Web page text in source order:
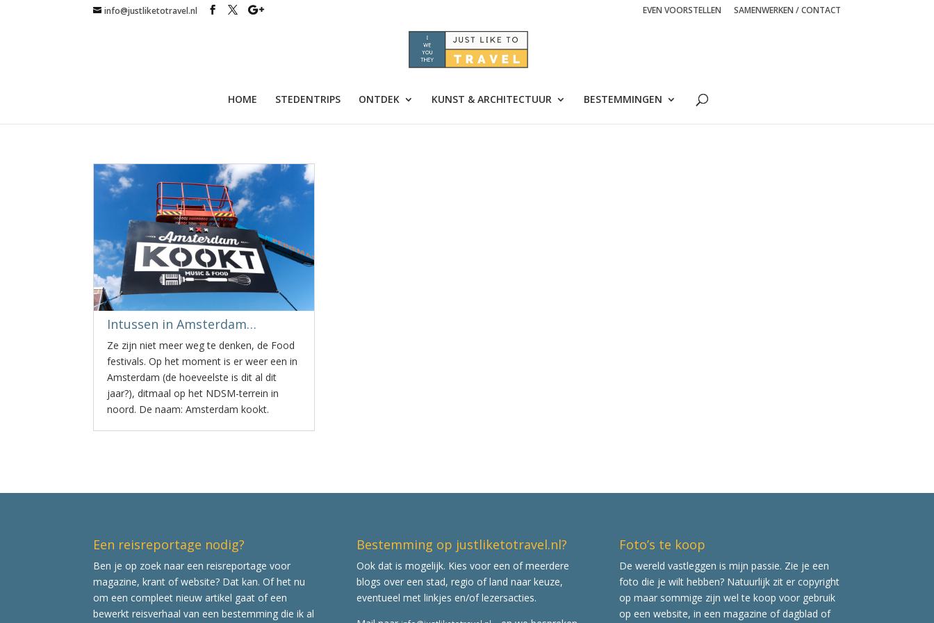
info@justliketotravel.nl EVEN VOORSTELLEN SAMENWERKEN / CONTACT
HOME STEDENTRIPS ONTDEK KUNST & ARCHITECTUUR BESTEMMINGEN
Intussen in Amsterdam…
Ze zijn niet meer weg te denken, de Food
festivals. Op het moment is er weer een in
Amsterdam (de hoeveelste is dit al dit
jaar?), ditmaal op het NDSM-terrein in
noord. De naam: Amsterdam kookt.
Een reisreportage nodig?
Ben je op zoek naar een reisreportage voor
magazine, krant of website? Dat kan. Of het nu
om een compleet nieuw artikel gaat of een
bewerkt reisverhaal van een bestemming die ik al
Bestemming op justliketotravel.nl?
Ook dat is mogelijk. Kies voor een of meerdere
blogs over een stad, regio of land naar keuze,
eventueel met linkjes en/of lezersacties.
Foto’s te koop
De wereld vastleggen is mijn passie. Zie je een
foto die je wilt hebben? Natuurlijk zit er copyright
op maar sommige zijn wel te koop voor gebruik
op een website, in een magazine of dagblad of